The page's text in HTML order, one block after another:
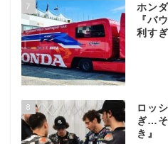
7
ホン
『バ
利す
8
ロッ
ぎ…
き』